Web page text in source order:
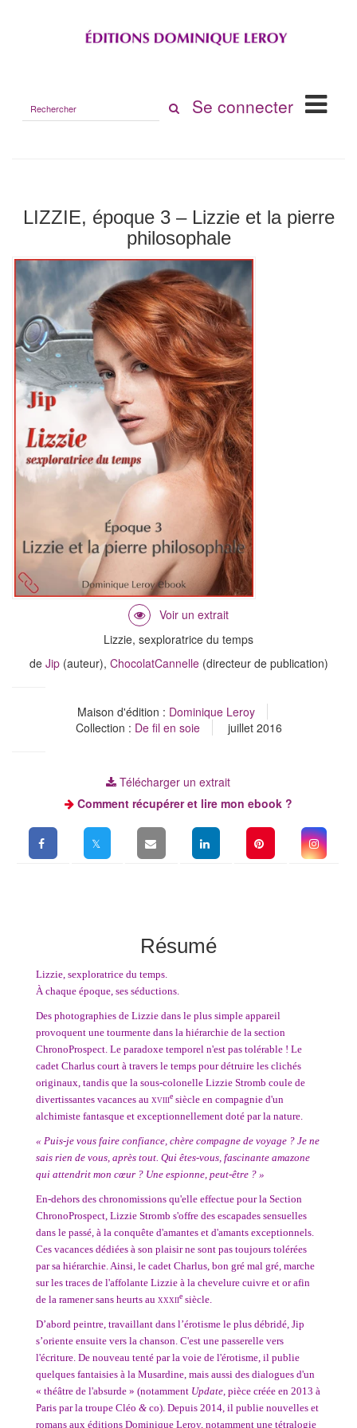
le
Se connecter
LIZZIE, époque 3 – Lizzie et la pierre
philosophale
Lizzie, sexploratrice du temps
de Jip(auteur), ChocolatCannelle(directeur de publication)
Maison d'édition : Dominique Leroy
Collection : De fil en soie juillet 2016
Télécharger un extrait
Comment récupérer et lire mon ebook ?
Résumé
Lizzie, sexploratrice du temps.
À chaque époque, ses séductions.
Des photographies de Lizzie dans le plus simple appareil
provoquent une tourmente dans la hiérarchie de la section
ChronoProspect. Le paradoxe temporel n'est pas tolérable ! Le
cadet Charlus court à travers le temps pour détruire les clichés
originaux, tandis que la sous-colonelle Lizzie Stromb coule de
divertissantes vacances au xviiie siècle en compagnie d'un
alchimiste fantasque et exceptionnellement doté par la nature.
« Puis-je vous faire confiance, chère compagne de voyage ? Je ne
sais rien de vous, après tout. Qui êtes-vous, fascinante amazone
qui attendrit mon cœur ? Une espionne, peut-être ? »
En-dehors des chronomissions qu'elle effectue pour la Section
ChronoProspect, Lizzie Stromb s'offre des escapades sensuelles
dans le passé, à la conquête d'amantes et d'amants exceptionnels.
Ces vacances dédiées à son plaisir ne sont pas toujours tolérées
par sa hiérarchie. Ainsi, le cadet Charlus, bon gré mal gré, marche
sur les traces de l'affolante Lizzie à la chevelure cuivre et or afin
de la ramener sans heurts au xxxiie siècle.
D’abord peintre, travaillant dans l’érotisme le plus débridé, Jip
s’oriente ensuite vers la chanson. C'est une passerelle vers
l'écriture. De nouveau tenté par la voie de l'érotisme, il publie
quelques fantaisies à la Musardine, mais aussi des dialogues d'un
« théâtre de l'absurde » (notamment Update, pièce créée en 2013 à
Paris par la troupe Cléo & co). Depuis 2014, il publie nouvelles et
romans aux éditions Dominique Leroy, notamment une tétralogie